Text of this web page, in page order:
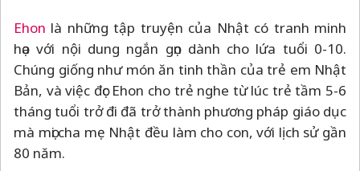
Ehon là những tập truyện của Nhật có tranh minh
họa với nội dung ngắn gọn dành cho lứa tuổi 0-10.
Chúng giống như món ăn tinh thần của trẻ em Nhật
Bản, và việc đọc Ehon cho trẻ nghe từ lúc trẻ tầm 5-6
tháng tuổi trở đi đã trở thành phương pháp giáo dục
mà mọi cha mẹ Nhật đều làm cho con, với lịch sử gần
80 năm.